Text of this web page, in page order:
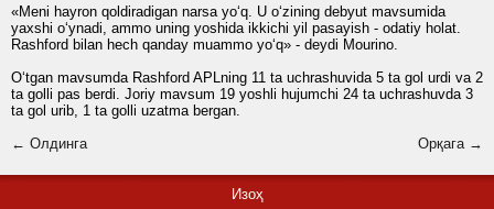
«Meni hayron qoldiradigan narsa yo‘q. U o‘zining debyut mavsumida
yaxshi o‘ynadi, ammo uning yoshida ikkichi yil pasayish - odatiy holat.
Rashford bilan hech qanday muammo yo‘q» - deydi Mourino.
O‘tgan mavsumda Rashford APLning 11 ta uchrashuvida 5 ta gol urdi va 2
ta golli pas berdi. Joriy mavsum 19 yoshli hujumchi 24 ta uchrashuvda 3
ta gol urib, 1 ta golli uzatma bergan.
← Олдинга
Орқага →
Изоҳ